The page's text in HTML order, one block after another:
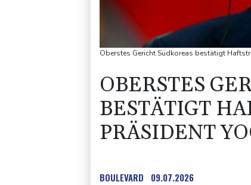
Oberstes Gericht Südkoreas bestätigt
OBERSTES
BESTÄTIGT
PRÄSIDENT
BOULEVARD 09.07.2026